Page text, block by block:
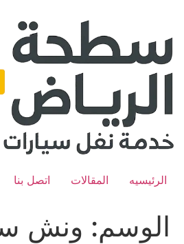
content
الرئيسيه المقالات اتصل بنا
الوسم: ونش